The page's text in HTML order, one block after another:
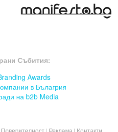
Събития:
Awards
в Бълагрия
на b2b Media
Поверителност | Реклама | Контакти